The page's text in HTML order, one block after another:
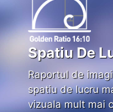
Spatiu De
Raportul de
spatiu de lucru
vizuala mult mai